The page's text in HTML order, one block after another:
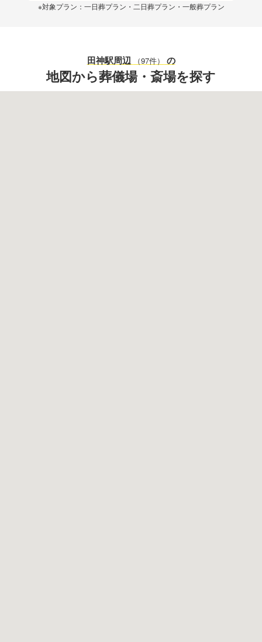
※対象プラン：一日葬プラン・二日葬プラン・一般葬プラン
田神駅周辺 （97件） の
地図から葬儀場・斎場を探す